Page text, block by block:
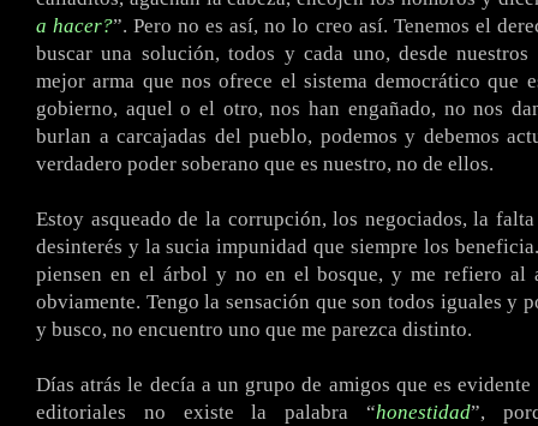
a hacer?”. Pero no es así, no lo creo así. Tenemos el
buscar una solución, todos y cada uno, desde
mejor arma que nos ofrece el sistema democrático que
gobierno, aquel o el otro, nos han engañado, no nos
burlan a carcajadas del pueblo, podemos y debemos
verdadero poder soberano que es nuestro, no de ellos.
Estoy asqueado de la corrupción, los negociados, la falta
desinterés y la sucia impunidad que siempre los
piensen en el árbol y no en el bosque, y me refiero al
obviamente. Tengo la sensación que son todos iguales y
y busco, no encuentro uno que me parezca distinto.
Días atrás le decía a un grupo de amigos que es evidente
editoriales no existe la palabra “honestidad”,